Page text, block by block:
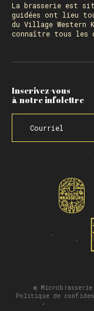
La brasserie est
guidées ont lieu
du Village Western
connaître tous les
Inscrivez-vous
à notre infolettre
©
Politique de